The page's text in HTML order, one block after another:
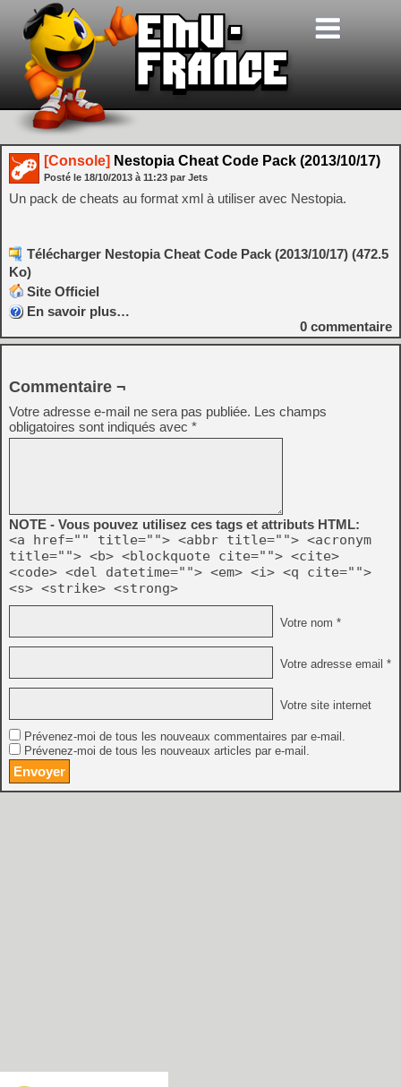
[Console] Nestopia Cheat Code Pack (2013/10/17)
Posté le 18/10/2013 à 11:23 par Jets
Un pack de cheats au format xml à utiliser avec Nestopia.
Télécharger Nestopia Cheat Code Pack (2013/10/17) (472.5
Ko)
Site Officiel
En savoir plus…
0 commentaire
Commentaire ¬
Votre adresse e-mail ne sera pas publiée. Les champs
obligatoires sont indiqués avec *
NOTE - Vous pouvez utilisez ces tags et attributs HTML:
<a href="" title=""> <abbr title=""> <acronym
title=""> <b> <blockquote cite=""> <cite>
<code> <del datetime=""> <em> <i> <q cite="">
<s> <strike> <strong>
Votre nom *
Votre adresse email *
Votre site internet
Prévenez-moi de tous les nouveaux commentaires par e-mail.
Prévenez-moi de tous les nouveaux articles par e-mail.